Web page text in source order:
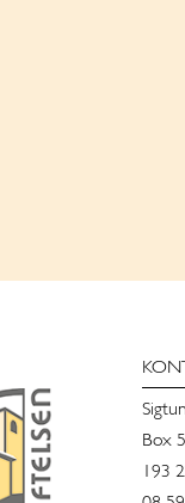
Box
193